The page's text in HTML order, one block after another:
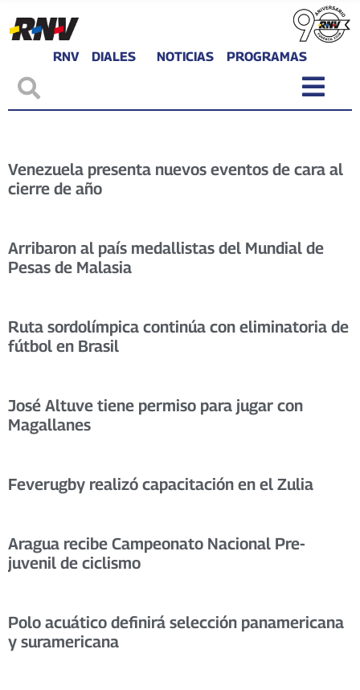
RNV DIALES NOTICIAS PROGRAMAS
Venezuela presenta nuevos eventos de cara al
cierre de año
Arribaron al país medallistas del Mundial de
Pesas de Malasia
Ruta sordolímpica continúa con eliminatoria de
fútbol en Brasil
José Altuve tiene permiso para jugar con
Magallanes
Feverugby realizó capacitación en el Zulia
Aragua recibe Campeonato Nacional Pre-
juvenil de ciclismo
Polo acuático definirá selección panamericana
y suramericana